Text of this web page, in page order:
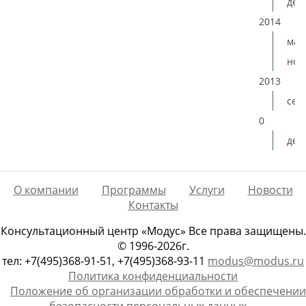
2014
мая
2013
0
О компании Программы Услуги
Новости
Контакты
Консультационный центр «Модус» Все права защищены.
© 1996-2026г.
тел: +7(495)368-91-51, +7(495)368-93-11 modus@modus.ru
Политика конфиденциальности
Положение об организации обработки и обеспечении